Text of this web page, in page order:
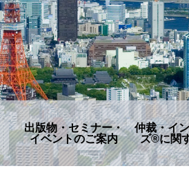
出版物・セミナー・
イベントのご案内
仲裁・イ
ズ®に関